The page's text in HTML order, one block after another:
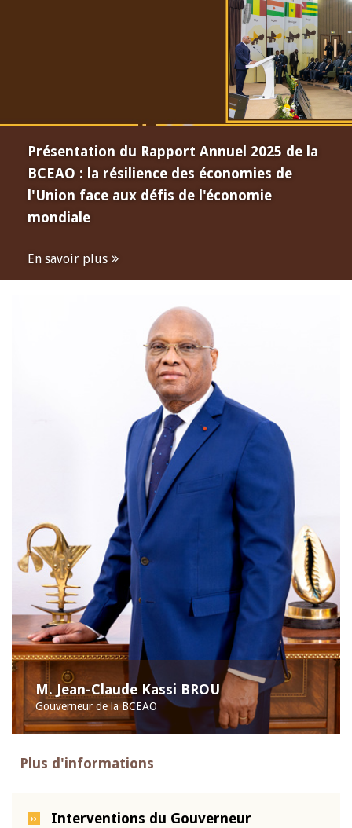
Présentation du Rapport Annuel 2025 de la
BCEAO : la résilience des économies de
l'Union face aux défis de l'économie
mondiale
En savoir plus
M. Jean-Claude Kassi BROU
Gouverneur de la BCEAO
Plus d'informations
Interventions du Gouverneur